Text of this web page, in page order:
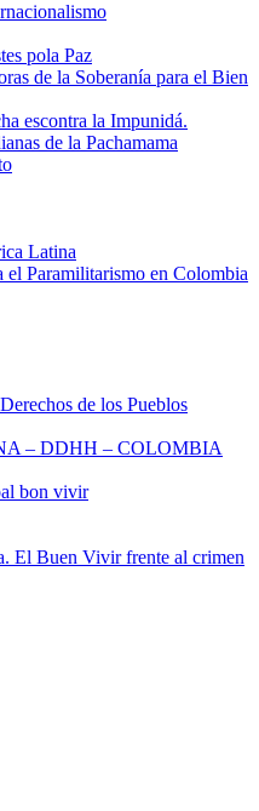
pola Paz
de la Soberanía para el Bien
escontra la Impunidá.
de la Pachamama
Latina
el Paramilitarismo en Colombia
de los Pueblos
– DDHH – COLOMBIA
bon vivir
El Buen Vivir frente al crimen